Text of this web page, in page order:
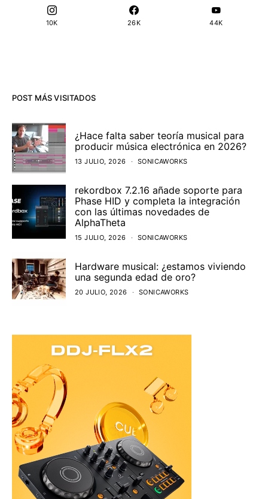
10K 26K 44K
POST MÁS VISITADOS
¿Hace falta saber teoría musical para
producir música electrónica en 2026?
13 JULIO, 2026 SONICAWORKS
rekordbox 7.2.16 añade soporte para
Phase HID y completa la integración
con las últimas novedades de
AlphaTheta
15 JULIO, 2026 SONICAWORKS
Hardware musical: ¿estamos viviendo
una segunda edad de oro?
20 JULIO, 2026 SONICAWORKS